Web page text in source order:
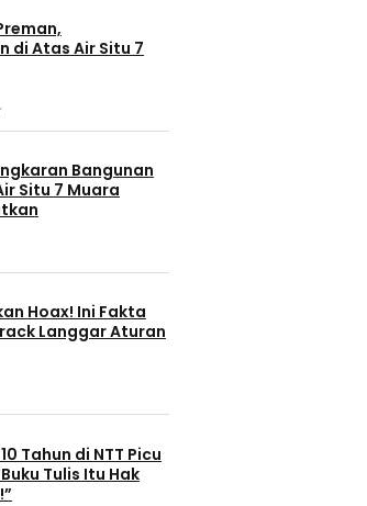
Wayangan Ruwat Hutan akan
1 jam lalu
di Atas Air Situ 7
Bangunan
Situ 7 Muara
Hoax! Ini Fakta
Langgar Aturan
Tahun di NTT Picu
Tulis Itu Hak